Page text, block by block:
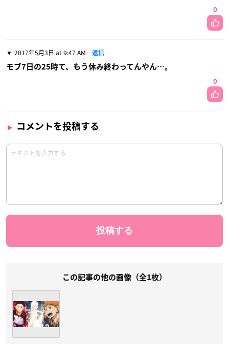
0
2017年5月3日 at 9:47 AM 返信
モブ7日の25時て、もう休み終わってんやん…。
0
コメントを投稿する
この記事の他の画像（全1枚）